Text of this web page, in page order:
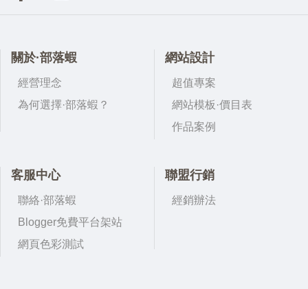
關於·部落蝦
經營理念
為何選擇·部落蝦？
網站設計
超值專案
網站模板·價目表
作品案例
客服中心
聯絡·部落蝦
Blogger免費平台架站
網頁色彩測試
聯盟行銷
經銷辦法